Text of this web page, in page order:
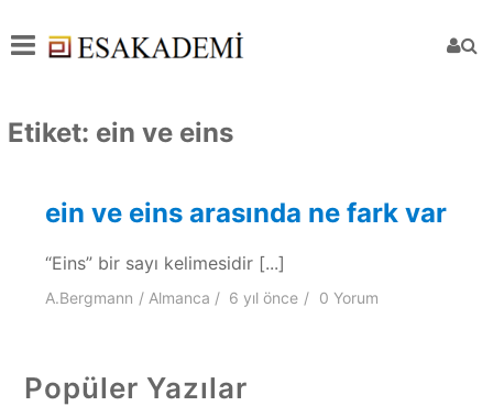
Etiket: ein ve eins
ein ve eins arasında ne fark var
“Eins” bir sayı kelimesidir [...]
A.Bergmann Almanca 6 yıl önce 0 Yorum
Popüler Yazılar